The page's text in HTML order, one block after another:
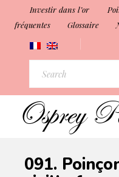
Investir dans l’or
fréquentes
Glossaire
091.